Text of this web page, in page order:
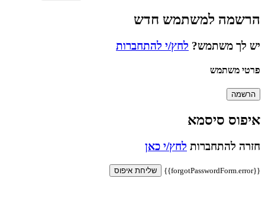
הרשמה למשתמש חדש
יש לך משתמש? לחץ/י להתחברות
פרטי משתמש
הרשמה
איפוס סיסמא
חזרה להתחברות לחץ/י כאן
{{forgotPasswordForm.error}} שליחת איפוס